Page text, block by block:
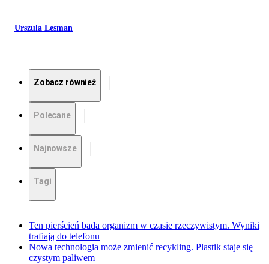
Urszula Lesman
Zobacz również
Polecane
Najnowsze
Tagi
Ten pierścień bada organizm w czasie rzeczywistym. Wyniki
trafiają do telefonu
Nowa technologia może zmienić recykling. Plastik staje się
czystym paliwem